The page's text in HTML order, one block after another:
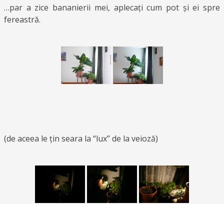
…par a zice bananierii mei, aplecați cum pot și ei spre
fereastră.
(de aceea le țin seara la “lux” de la veioză)